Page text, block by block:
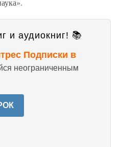
и аудиокниг! 📚
Подписки в
неограниченным